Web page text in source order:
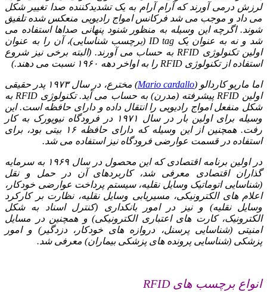
لرزش درمی آورند که آرام آرام به یک تشدیدکننده صدا تغییر شکل
می داد و موجب می شد فرکانس امواج رادیویی منعکس شده تلفیق
شوند. اگرچه این وسیله به منظور شنود پنهانی صداها استفاده می
شد و نه به عنوان یک ID tag (برچسب شناسایی)، آن را به عنوان
اولین تکنولوژی RFID به حساب می آورند. (البته برخی نیز شروع
استفاده از تکنولوژی RFID را به اواخر دهه ۱۹۶۰ نسبت می دهند.)
اما ماریو کاردالو (Mario cardallo
) مخترع، در سال ۱۹۷۳ پدر حقیقی
اولین RFID پیشرفته (مدرن) به حساب می آید. تکنولوژی RFID به
شکل منفعل امواج رادیویی را انتقال داده و دارای حافظه است. این
وسیله برای اولین بار در سال ۱۹۷۱ در فرودگاه نیویورک به کار
رفت. همچنین از این وسیله که دارای حافظه ۱۶ بیتی بود، برای
استفاده در قسمت عوارضی فرودگاه نیز استفاده می شد.
در اولین برنامه اقتصادی که این محصول در سال ۱۹۶۹ به سرمایه
گذاران اقتصادی معرفی شد، کاربردهای آن در حمل و نقل
(شناسایی اتوماتیک وسایل نقلیه، سیستم پرداخت عوارضی خودکار،
اعلام های الکترونیکی، مسیریابی وسایل نقلیه، نظارت بر کارکرد
وسایل نقلیه) و نیز در امور بانکداری (کنترل اسناد به شکل
الکترونیک، کارت های اعتباری الکترونیکی) و همچنین در مسایل
امنیتی (شناسایی پرسنل، دروازه های خودکار، دزدگیر) و امور
پزشکی (شناسایی پرونده های پزشکی بیماران) معرفی شد.
انواع برچسب های RFID